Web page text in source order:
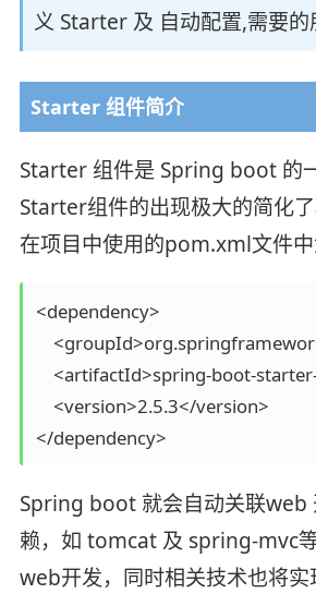
义 Starter 及 自动配置,需要的
Starter 组件简介
Starter 组件是 Spring boot 的
Starter组件的出现极大的简化
在项目中使用的pom.xml文件中
<dependency>
<artifactId>spring-boot-
    <version>2.5.3</version>
</dependency>
Spring boot 就会自动关联web
赖，如 tomcat 及 spring-mvc
web开发，同时相关技术也将